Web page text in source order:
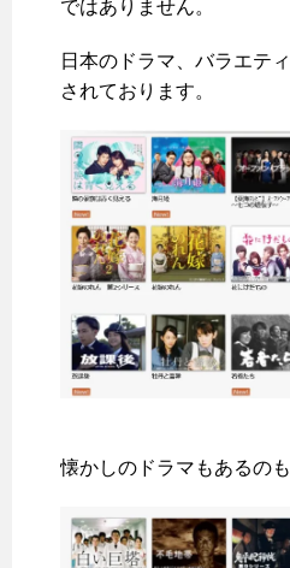
ではありません。
日本のドラマ、バラエテ
されております。
懐かしのドラマもあるの